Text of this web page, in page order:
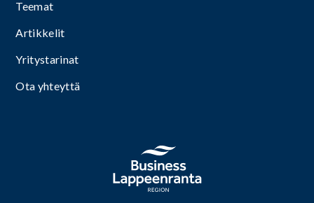
Teemat
Artikkelit
Yritystarinat
Ota yhteyttä